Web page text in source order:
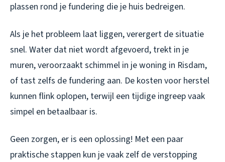
plassen rond je fundering die je huis bedreigen.
Als je het probleem laat liggen, verergert de situatie
snel. Water dat niet wordt afgevoerd, trekt in je
muren, veroorzaakt schimmel in je woning in Risdam,
of tast zelfs de fundering aan. De kosten voor herstel
kunnen flink oplopen, terwijl een tijdige ingreep vaak
simpel en betaalbaar is.
Geen zorgen, er is een oplossing! Met een paar
praktische stappen kun je vaak zelf de verstopping